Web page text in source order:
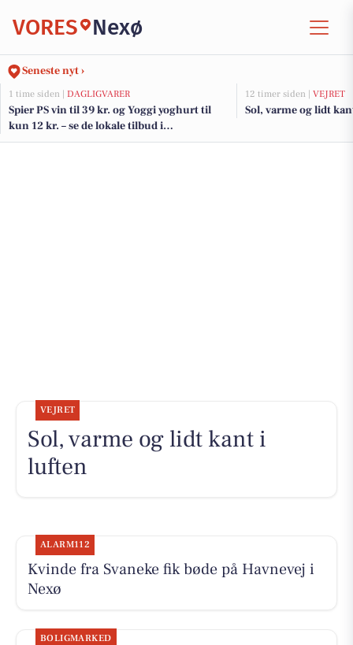
VORES Nexø
Seneste nyt ›
1 time siden | DAGLIGVARER
Spier PS vin til 39 kr. og Yoggi yoghurt til
kun 12 kr. – se de lokale tilbud i
DagliBrugsen
12 timer siden | VEJRET
Sol, varme og lidt
VEJRET
Sol, varme og lidt kant i
luften
ALARM112
Kvinde fra Svaneke fik bøde på Havnevej i
Nexø
BOLIGMARKED